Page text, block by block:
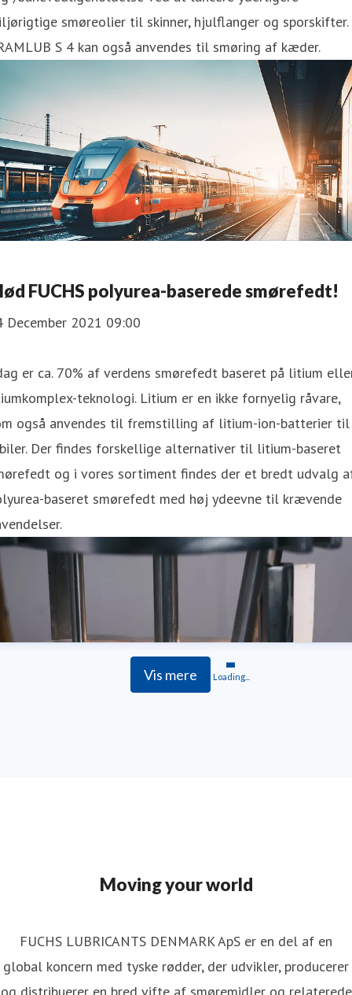
smøreolier til skinner, hjulflanger og sporskifter.
S 4 kan også anvendes til smøring af kæder.
FUCHS polyurea-baserede smørefedt!
December 2021 09:00
er ca. 70% af verdens smørefedt baseret på litium
teknologi. Litium er en ikke fornyelig råvare,
også anvendes til fremstilling af litium-ion-batterier til
Der findes forskellige alternativer til litium-baseret
og i vores sortiment findes der et bredt udvalg
baseret smørefedt med høj ydeevne til krævende
Vis mere Loading...
Moving your world
FUCHS LUBRICANTS DENMARK ApS er en del af en
global koncern med tyske rødder, der udvikler, producerer